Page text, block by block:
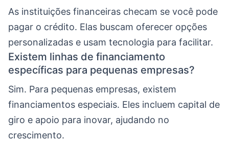
As instituições financeiras checam se você pode
pagar o crédito. Elas buscam oferecer opções
personalizadas e usam tecnologia para facilitar.
Existem linhas de financiamento
específicas para pequenas empresas?
Sim. Para pequenas empresas, existem
financiamentos especiais. Eles incluem capital de
giro e apoio para inovar, ajudando no
crescimento.